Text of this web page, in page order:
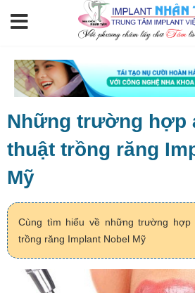
Những trường hợp
thuật trồng răng
Mỹ
Cùng tìm hiểu về những trường
trồng răng Implant Nobel Mỹ